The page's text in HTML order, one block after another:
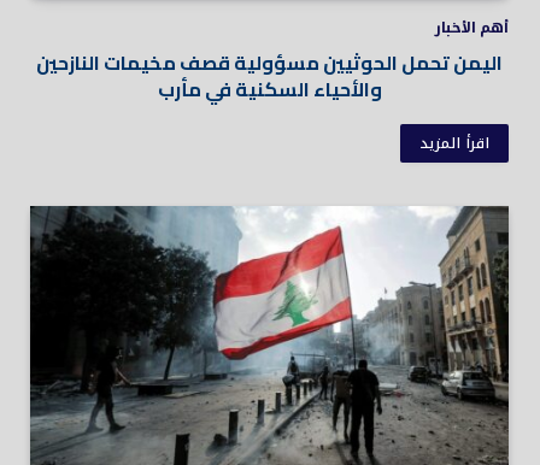
أهم الأخبار
اليمن تحمل الحوثيين مسؤولية قصف مخيمات النازحين
والأحياء السكنية في مأرب
اقرأ المزيد